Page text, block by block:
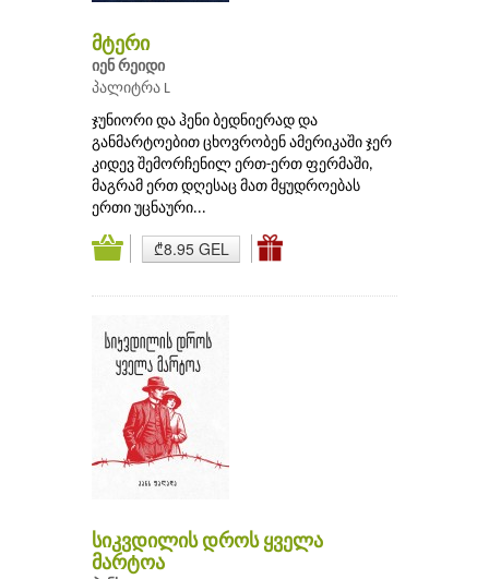
მტერი
იენ რეიდი
პალიტრა L
ჯუნიორი და ჰენი ბედნიერად და
განმარტოებით ცხოვრობენ ამერიკაში ჯერ
კიდევ შემორჩენილ ერთ-ერთ ფერმაში,
მაგრამ ერთ დღესაც მათ მყუდროებას
ერთი უცნაური...
₾8.95 GEL
სიკვდილის დროს ყველა
მარტოა